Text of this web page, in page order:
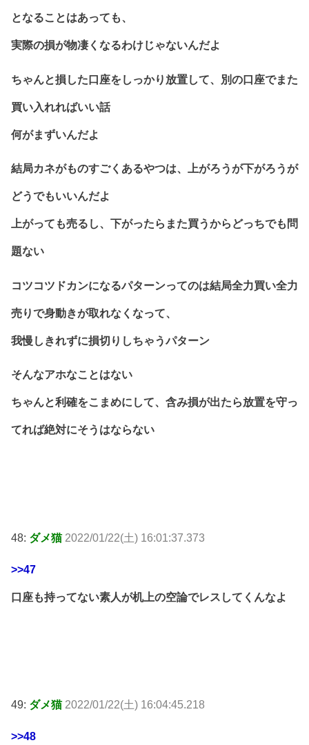
となることはあっても、
実際の損が物凄くなるわけじゃないんだよ
ちゃんと損した口座をしっかり放置して、別の口座でまた
買い入れればいい話
何がまずいんだよ
結局カネがものすごくあるやつは、上がろうが下がろうが
どうでもいいんだよ
上がっても売るし、下がったらまた買うからどっちでも問
題ない
コツコツドカンになるパターンってのは結局全力買い全力
売りで身動きが取れなくなって、
我慢しきれずに損切りしちゃうパターン
そんなアホなことはない
ちゃんと利確をこまめにして、含み損が出たら放置を守っ
てれば絶対にそうはならない
48: ダメ猫 2022/01/22(土) 16:01:37.373
>>47
口座も持ってない素人が机上の空論でレスしてくんなよ
49: ダメ猫 2022/01/22(土) 16:04:45.218
>>48